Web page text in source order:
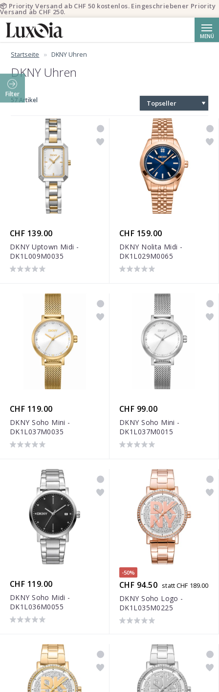
MENÜ
Startseite DKNY Uhren
DKNY Uhren
Filter
57 Artikel Topseller
CHF 139.00
DKNY Uptown Midi -
DK1L009M0035
CHF 159.00
DKNY Nolita Midi -
DK1L029M0065
CHF 119.00
DKNY Soho Mini -
DK1L037M0035
CHF 99.00
DKNY Soho Mini -
DK1L037M0015
CHF 119.00
DKNY Soho Midi -
DK1L036M0055
-50%
CHF 94.50 statt CHF 189.00
DKNY Soho Logo -
DK1L035M0225
📦 Priority Versand ab CHF 50 kostenlos. Eingeschriebener Priority
Versand ab CHF 250.